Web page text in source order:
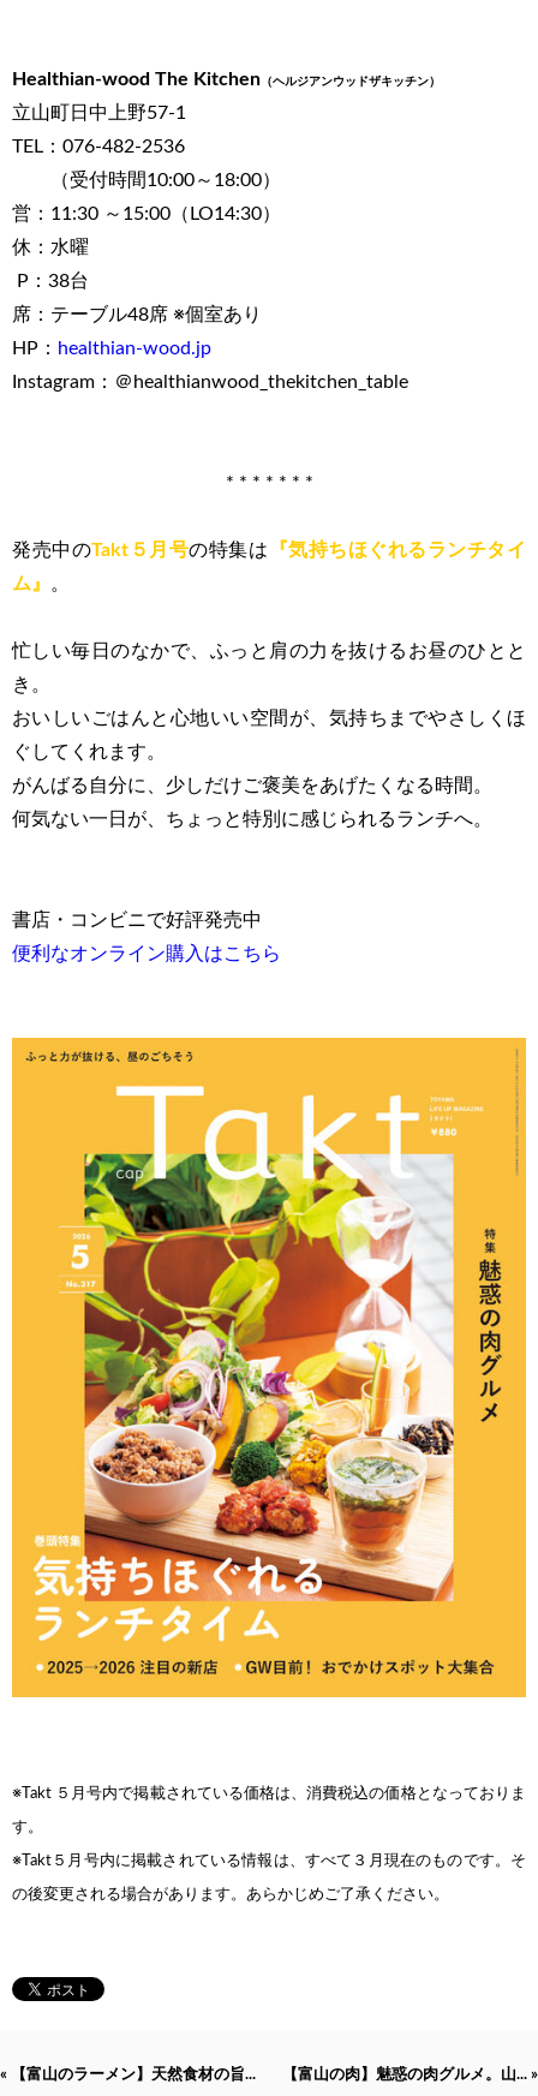
Healthian-wood The Kitchen （ヘルジアンウッドザキッチン）
立山町日中上野57-1
TEL：076-482-2536
（受付時間10:00～18:00）
営：11:30 ～15:00（LO14:30）
休：水曜
P：38台
席：テーブル48席 ※個室あり
HP： healthian-wood.jp
Instagram：＠healthianwood_thekitchen_table
* * * * * * *
発売中のTakt５月号の特集は 『気持ちほぐれるランチタイ
ム』
。
忙しい毎日のなかで、ふっと肩の力を抜けるお昼のひとと
き。
おいしいごはんと心地いい空間が、気持ちまでやさしくほ
ぐしてくれます。
がんばる自分に、少しだけご褒美をあげたくなる時間。
何気ない一日が、ちょっと特別に感じられるランチへ。
書店・コンビニで好評発売中
便利なオンライン購入はこちら
※Takt ５月号内で掲載されている価格は、消費税込の価格となっておりま
す。
※Takt５月号内に掲載されている情報は、すべて３月 現在のものです。そ
の後変更される場合があります。 あらかじめご了承ください。
« 【富山のラーメン】天然食材の旨... 【富山の肉】魅惑の肉グルメ。山... »